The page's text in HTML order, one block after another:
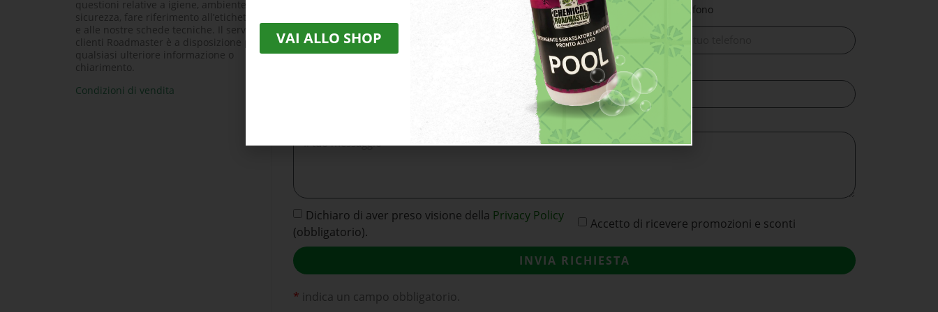
questioni relative a igiene, ambiente e
sicurezza, fare riferimento all’etichetta
e alle nostre schede tecniche. Il servizio
clienti Roadmaster è a disposizione per
qualsiasi ulteriore informazione o
chiarimento.
Condizioni di vendita
Telefono
Dichiaro di aver preso visione della Privacy Policy
(obbligatorio).
Accetto di ricevere promozioni e sconti
INVIA RICHIESTA
* indica un campo obbligatorio.
VAI ALLO SHOP